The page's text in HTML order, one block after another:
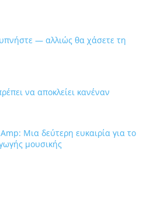
— αλλιώς θα χάσετε τη
να αποκλείει κανέναν
Μια δεύτερη ευκαιρία για το
μουσικής